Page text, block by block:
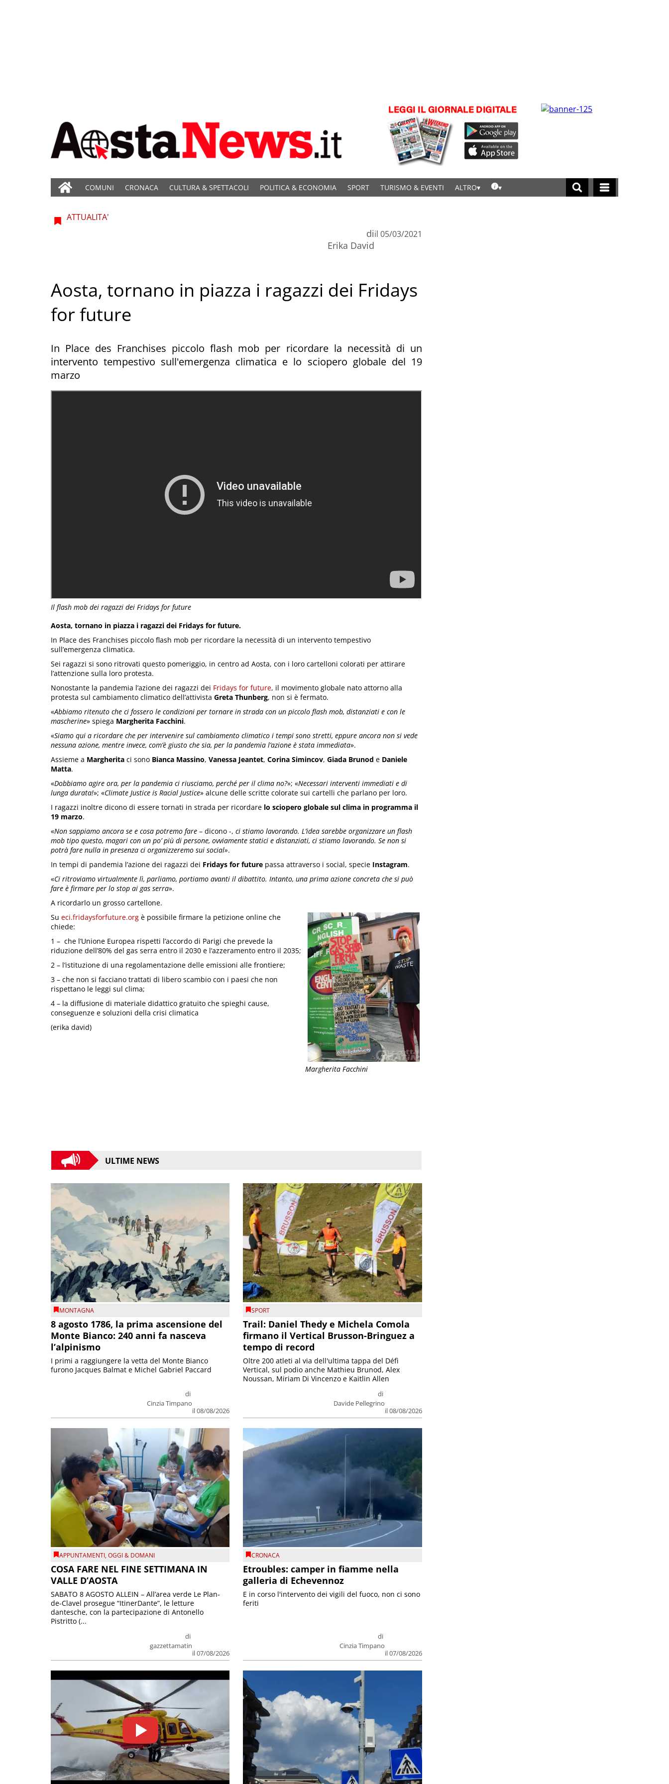
COMUNI CRONACA CULTURA & SPETTACOLI POLITICA & ECONOMIA SPORT TURISMO & EVENTI ALTRO
Il flash mob dei ragazzi dei Fridays for future
ATTUALITA'
di
Erika David
il 05/03/2021
Aosta, tornano in piazza i ragazzi dei Fridays
for future
In Place des Franchises piccolo flash mob per ricordare la necessità di un
intervento tempestivo sull'emergenza climatica e lo sciopero globale del 19
marzo
Aosta, tornano in piazza i ragazzi dei Fridays for future.
In Place des Franchises piccolo flash mob per ricordare la necessità di un intervento tempestivo
sull’emergenza climatica.
Sei ragazzi si sono ritrovati questo pomeriggio, in centro ad Aosta, con i loro cartelloni colorati per attirare
l’attenzione sulla loro protesta.
Nonostante la pandemia l’azione dei ragazzi dei Fridays for future, il movimento globale nato attorno alla
protesta sul cambiamento climatico dell’attivista Greta Thunberg, non si è fermato.
«Abbiamo ritenuto che ci fossero le condizioni per tornare in strada con un piccolo flash mob, distanziati e con le
mascherine» spiega Margherita Facchini.
«Siamo qui a ricordare che per intervenire sul cambiamento climatico i tempi sono stretti, eppure ancora non si vede
nessuna azione, mentre invece, com’è giusto che sia, per la pandemia l’azione è stata immediata».
Assieme a Margherita ci sono Bianca Massino, Vanessa Jeantet, Corina Simincov, Giada Brunod e Daniele
Matta.
«Dobbiamo agire ora, per la pandemia ci riusciamo, perché per il clima no?»; «Necessari interventi immediati e di
lunga durata!»; «Climate Justice is Racial Justice» alcune delle scritte colorate sui cartelli che parlano per loro.
I ragazzi inoltre dicono di essere tornati in strada per ricordare lo sciopero globale sul clima in programma il
19 marzo.
«Non sappiamo ancora se e cosa potremo fare – dicono -, ci stiamo lavorando. L’idea sarebbe organizzare un flash
mob tipo questo, magari con un po’ più di persone, ovviamente statici e distanziati, ci stiamo lavorando. Se non si
potrà fare nulla in presenza ci organizzeremo sui social».
In tempi di pandemia l’azione dei ragazzi dei Fridays for future passa attraverso i social, specie Instagram.
«Ci ritroviamo virtualmente lì, parliamo, portiamo avanti il dibattito. Intanto, una prima azione concreta che si può
fare è firmare per lo stop ai gas serra».
A ricordarlo un grosso cartellone.
Margherita Facchini
Su eci.fridaysforfuture.org è possibile firmare la petizione online che
chiede:
1 – che l’Unione Europea rispetti l’accordo di Parigi che prevede la
riduzione dell’80% del gas serra entro il 2030 e l’azzeramento entro il 2035;
2 – l’istituzione di una regolamentazione delle emissioni alle frontiere;
3 – che non si facciano trattati di libero scambio con i paesi che non
rispettano le leggi sul clima;
4 – la diffusione di materiale didattico gratuito che spieghi cause,
conseguenze e soluzioni della crisi climatica
(erika david)
ULTIME NEWS
MONTAGNA
8 agosto 1786, la prima ascensione del
Monte Bianco: 240 anni fa nasceva
l’alpinismo
di
Cinzia Timpano
il 08/08/2026
I primi a raggiungere la vetta del Monte Bianco
furono Jacques Balmat e Michel Gabriel Paccard
SPORT
Trail: Daniel Thedy e Michela Comola
firmano il Vertical Brusson-Bringuez a
tempo di record
di
Davide Pellegrino
il 08/08/2026
Oltre 200 atleti al via dell'ultima tappa del Défì
Vertical, sul podio anche Mathieu Brunod, Alex
Noussan, Miriam Di Vincenzo e Kaitlin Allen
APPUNTAMENTI,OGGI & DOMANI
COSA FARE NEL FINE SETTIMANA IN
VALLE D’AOSTA
di
gazzettamatin
il 07/08/2026
SABATO 8 AGOSTO ALLEIN – All’area verde Le Plan-
de-Clavel prosegue “ItinerDante”, le letture
dantesche, con la partecipazione di Antonello
Pistritto (...
CRONACA
Etroubles: camper in fiamme nella
galleria di Echevennoz
di
Cinzia Timpano
il 07/08/2026
E in corso l'intervento dei vigili del fuoco, non ci sono
feriti